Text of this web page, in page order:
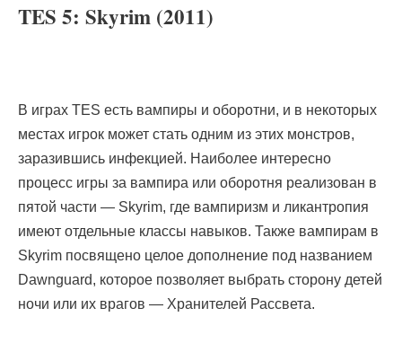
TES 5: Skyrim (2011)
В играх TES есть вампиры и оборотни, и в некоторых
местах игрок может стать одним из этих монстров,
заразившись инфекцией. Наиболее интересно
процесс игры за вампира или оборотня реализован в
пятой части — Skyrim, где вампиризм и ликантропия
имеют отдельные классы навыков. Также вампирам в
Skyrim посвящено целое дополнение под названием
Dawnguard, которое позволяет выбрать сторону детей
ночи или их врагов — Хранителей Рассвета.